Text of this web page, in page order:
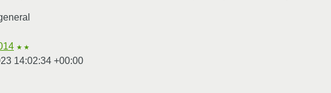
★★
14:02:34 +00:00